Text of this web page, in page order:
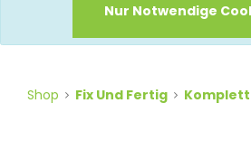
Nur Notwendige
Shop Fix Und Fertig